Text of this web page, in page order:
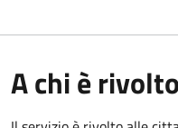
A chi è rivolto